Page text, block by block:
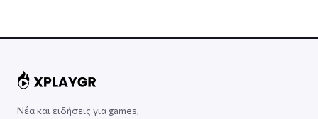
Νέα και ειδήσεις για games,